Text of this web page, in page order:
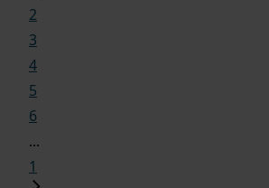
2
3
4
5
6
...
1